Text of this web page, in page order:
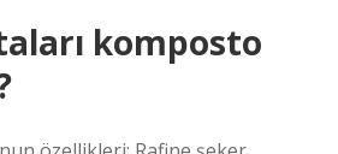
komposto